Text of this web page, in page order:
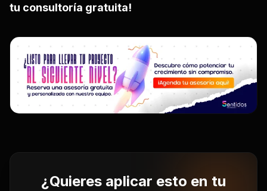
tu consultoría gratuita!
¿Quieres aplicar esto en tu